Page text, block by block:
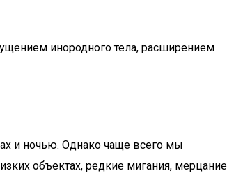
инородного тела, расширением
и ночью. Однако чаще всего мы
объектах, редкие мигания, мерцание